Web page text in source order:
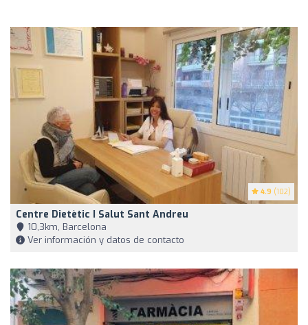
4.9 (102)
Centre Dietètic I Salut Sant Andreu
10,3km, Barcelona
Ver información y datos de contacto